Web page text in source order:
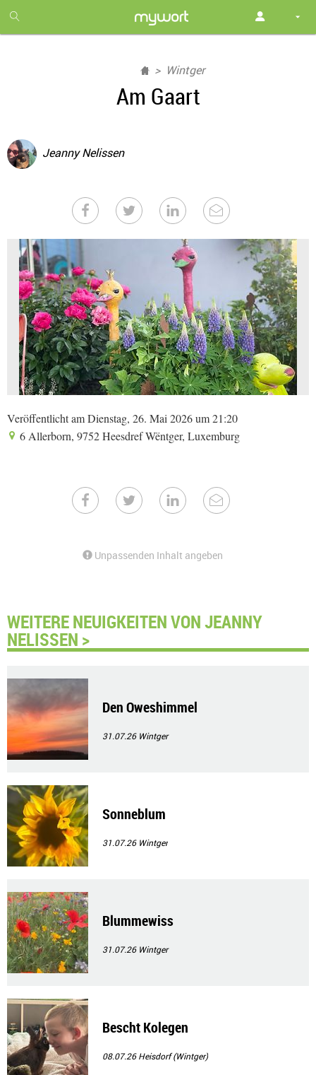
month
free
Wintger
Am Gaart
Jeanny Nelissen
Veröffentlicht am Dienstag, 26. Mai 2026 um 21:20
6 Allerborn, 9752 Heesdref Wëntger, Luxemburg
Unpassenden Inhalt angeben
WEITERE NEUIGKEITEN VON JEANNY
NELISSEN >
Den Oweshimmel
31.07.26 Wintger
Sonneblum
31.07.26 Wintger
Blummewiss
31.07.26 Wintger
Bescht Kolegen
08.07.26Heisdorf (Wintger)